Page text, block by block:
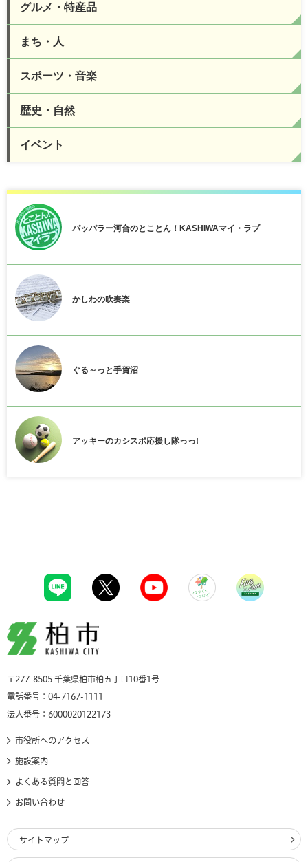
グルメ・特産品
まち・人
スポーツ・音楽
歴史・自然
イベント
パッパラー河合のとことん！KASHIWAマイ・ラブ
かしわの吹奏楽
ぐる～っと手賀沼
アッキーのカシスポ応援し隊っっ!
柏市
〒277-8505 千葉県柏市柏五丁目10番1号
電話番号：04-7167-1111
法人番号：6000020122173
市役所へのアクセス
施設案内
よくある質問と回答
お問い合わせ
サイトマップ